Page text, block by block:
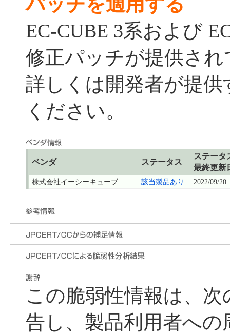
パッチを適用する
EC-CUBE 3系および
修正パッチが提供さ
詳しくは開発者が提
ください。
ベンダ ステータス
ステータ
最終更新
株式会社イーシーキューブ 該当製品あり 2022/09/20
この脆弱性情報は、
告し、製品利用者への